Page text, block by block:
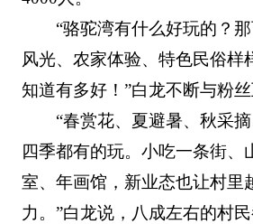
“骆驼湾有什么好玩的？
风光、农家体验、特色民俗样
知道有多好！”白龙不断与粉丝
“春赏花、夏避暑、秋采
四季都有的玩。小吃一条街、
室、年画馆，新业态也让村里
力。”白龙说，八成左右的村